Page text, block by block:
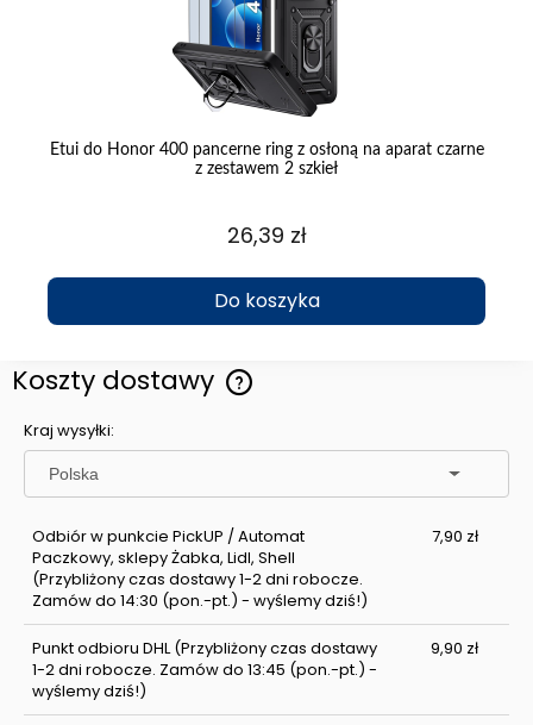
Etui do Honor 400 pancerne ring z osłoną na aparat czarne
z zestawem 2 szkieł
26,39 zł
Do koszyka
Koszty dostawy
Cena nie zawiera ewentualnych kosztów płatności
Kraj wysyłki:
Odbiór w punkcie PickUP / Automat
Paczkowy, sklepy Żabka, Lidl, Shell
(Przybliżony czas dostawy 1-2 dni robocze.
Zamów do 14:30 (pon.-pt.) - wyślemy dziś!)
7,90 zł
Punkt odbioru DHL(Przybliżony czas dostawy
1-2 dni robocze. Zamów do 13:45 (pon.-pt.) -
wyślemy dziś!)
9,90 zł